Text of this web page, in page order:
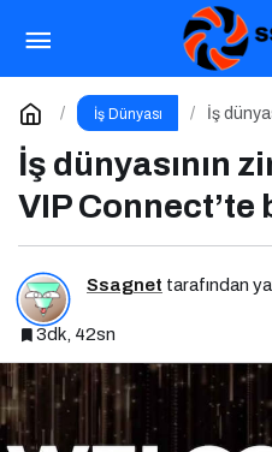
İş Dünyası
İş
İş dünyasının
VIP Connect’te
Ssagnet tarafından
3dk, 42sn
Dijital Markalaşma
Markalaşma Sohbetleri
Yorum Yap